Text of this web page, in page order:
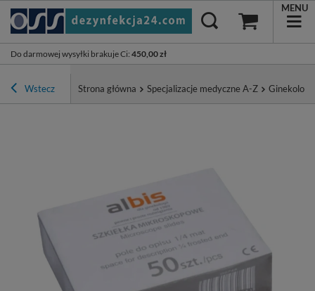
Do darmowej wysyłki brakuje Ci: 450,00 zł
MENU
Wstecz Strona główna Specjalizacje medyczne A-Z